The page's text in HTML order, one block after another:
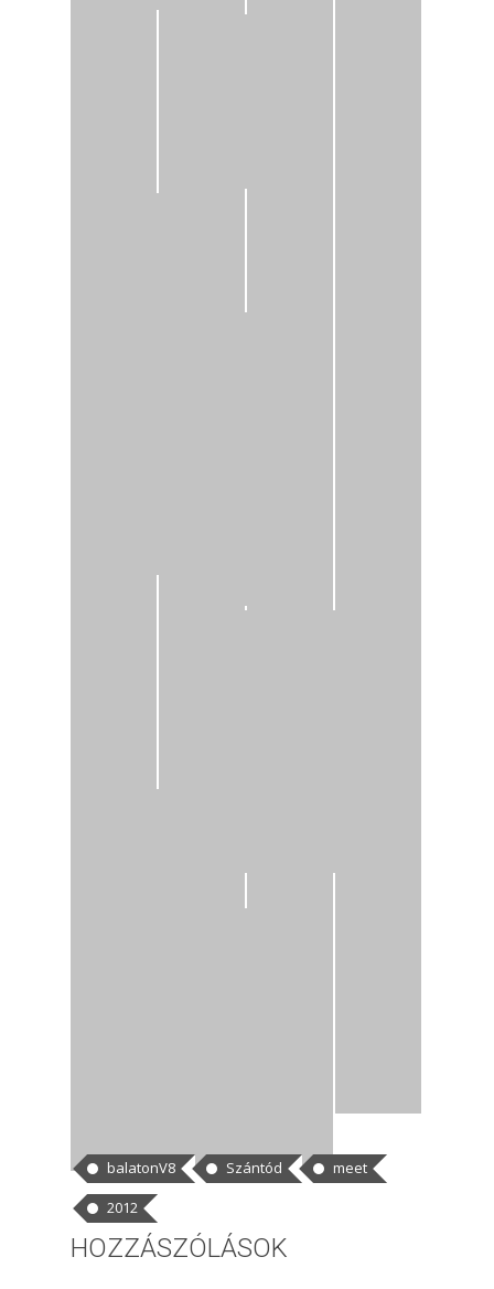
balatonV8 Szántód
meet
2012
HOZZÁSZÓLÁSOK